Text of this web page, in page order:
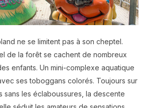
ne se limitent pas à son cheptel.
de la forêt se cachent de nombreux
enfants. Un mini-complexe aquatique
ses toboggans colorés. Toujours sur
sans les éclaboussures, la descente